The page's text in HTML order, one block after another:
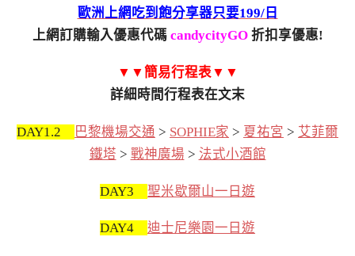
歐洲上網吃到飽分享器只要199/日
上網訂購輸入優惠代碼candycityGO折扣享優惠!
▼▼簡易行程表▼▼
詳細時間行程表在文末
DAY1.2 巴黎機場交通 > SOPHIE家 > 夏祐宮 > 艾菲爾
鐵塔 > 戰神廣場 > 法式小酒館
DAY3 聖米歇爾山一日遊
DAY4 迪士尼樂園一日遊